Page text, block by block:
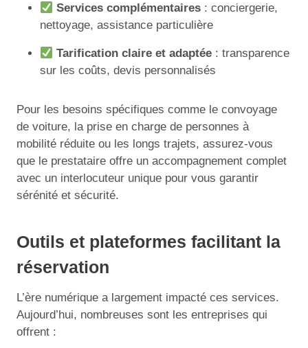
Services complémentaires : conciergerie,
nettoyage, assistance particulière
Tarification claire et adaptée : transparence
sur les coûts, devis personnalisés
Pour les besoins spécifiques comme le convoyage
de voiture, la prise en charge de personnes à
mobilité réduite ou les longs trajets, assurez-vous
que le prestataire offre un accompagnement complet
avec un interlocuteur unique pour vous garantir
sérénité et sécurité.
Outils et plateformes facilitant la
réservation
L’ère numérique a largement impacté ces services.
Aujourd’hui, nombreuses sont les entreprises qui
offrent :